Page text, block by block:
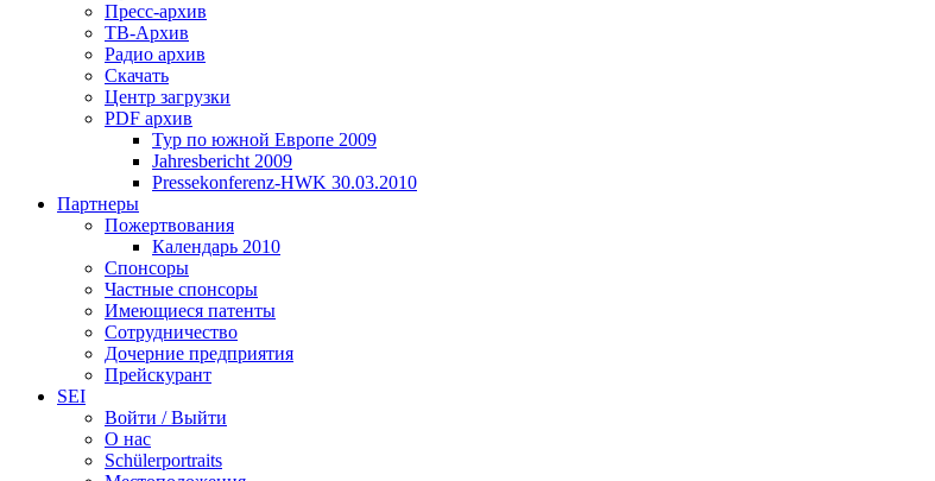
Пресс-архив
ТВ-Архив
Радио архив
Скачать
Центр загрузки
PDF архив
Тур по южной Европе 2009
Jahresbericht 2009
Pressekonferenz-HWK 30.03.2010
Партнеры
Пожертвования
Календарь 2010
Спонсоры
Частные спонсоры
Имеющиеся патенты
Сотрудничество
Дочерние предприятия
Прейскурант
SEI
Войти / Выйти
О нас
Schülerportraits